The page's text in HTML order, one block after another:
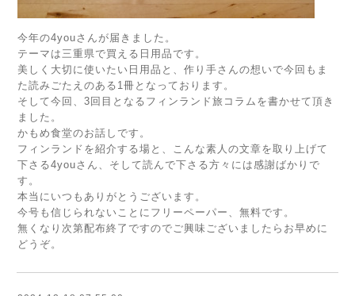
今年の4youさんが届きました。
テーマは三重県で買える日用品です。
美しく大切に使いたい日用品と、作り手さんの想いで今回もま
た読みごたえのある1冊となっております。
そして今回、3回目となるフィンランド旅コラムを書かせて頂き
ました。
かもめ食堂のお話しです。
フィンランドを紹介する場と、こんな素人の文章を取り上げて
下さる4youさん、そして読んで下さる方々には感謝ばかりで
す。
本当にいつもありがとうございます。
今号も信じられないことにフリーペーパー、無料です。
無くなり次第配布終了ですのでご興味ございましたらお早めに
どうぞ。